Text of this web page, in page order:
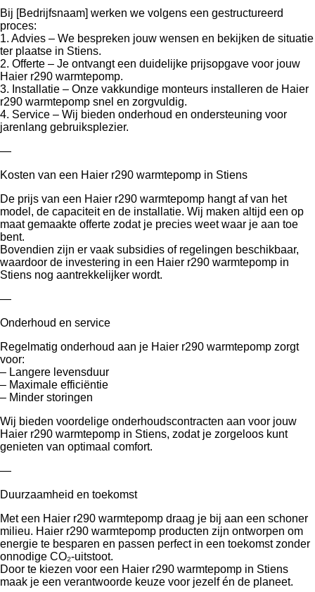
Bij [Bedrijfsnaam] werken we volgens een gestructureerd
proces:
1. Advies – We bespreken jouw wensen en bekijken de situatie
ter plaatse in Stiens.
2. Offerte – Je ontvangt een duidelijke prijsopgave voor jouw
Haier r290 warmtepomp.
3. Installatie – Onze vakkundige monteurs installeren de Haier
r290 warmtepomp snel en zorgvuldig.
4. Service – Wij bieden onderhoud en ondersteuning voor
jarenlang gebruiksplezier.
—
Kosten van een Haier r290 warmtepomp in Stiens
De prijs van een Haier r290 warmtepomp hangt af van het
model, de capaciteit en de installatie. Wij maken altijd een op
maat gemaakte offerte zodat je precies weet waar je aan toe
bent.
Bovendien zijn er vaak subsidies of regelingen beschikbaar,
waardoor de investering in een Haier r290 warmtepomp in
Stiens nog aantrekkelijker wordt.
—
Onderhoud en service
Regelmatig onderhoud aan je Haier r290 warmtepomp zorgt
voor:
– Langere levensduur
– Maximale efficiëntie
– Minder storingen
Wij bieden voordelige onderhoudscontracten aan voor jouw
Haier r290 warmtepomp in Stiens, zodat je zorgeloos kunt
genieten van optimaal comfort.
—
Duurzaamheid en toekomst
Met een Haier r290 warmtepomp draag je bij aan een schoner
milieu. Haier r290 warmtepomp producten zijn ontworpen om
energie te besparen en passen perfect in een toekomst zonder
onnodige CO₂-uitstoot.
Door te kiezen voor een Haier r290 warmtepomp in Stiens
maak je een verantwoorde keuze voor jezelf én de planeet.